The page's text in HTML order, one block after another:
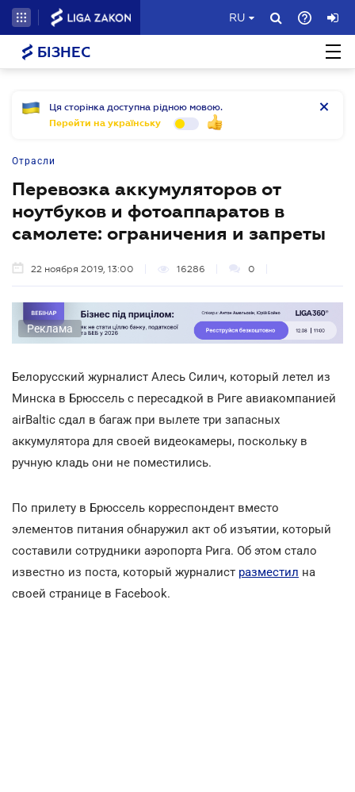
RU
БІЗНЕС
Ця сторінка доступна рідною мовою.
Перейти на українську
Отрасли
Перевозка аккумуляторов от
ноутбуков и фотоаппаратов в
самолете: ограничения и запреты
22 ноября 2019, 13:00 16286 0
Реклама
Белорусский журналист Алесь Силич, который летел из
Минска в Брюссель с пересадкой в Риге авиакомпанией
airBaltic сдал в багаж при вылете три запасных
аккумулятора для своей видеокамеры, поскольку в
ручную кладь они не поместились.
По прилету в Брюссель корреспондент вместо
элементов питания обнаружил акт об изъятии, который
составили сотрудники аэропорта Рига. Об этом стало
известно из поста, который журналист разместил на
своей странице в Facebook.